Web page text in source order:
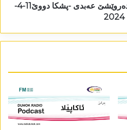
ھەر سترانەک چیرۆکەکە/ دەروێشێ عەبدی -پشکا دووێ11-4-
2024